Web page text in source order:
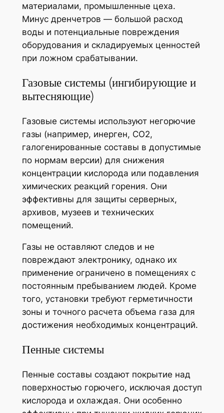
материалами, промышленные цеха.
Минус дренчетров — большой расход
воды и потенциальные повреждения
оборудования и складируемых ценностей
при ложном срабатывании.
Газовые системы (ингибирующие и
вытесняющие)
Газовые системы используют негорючие
газы (например, инерген, CO2,
галогенированные составы в допустимые
по нормам версии) для снижения
концентрации кислорода или подавления
химических реакций горения. Они
эффективны для защиты серверных,
архивов, музеев и технических
помещений.
Газы не оставляют следов и не
повреждают электронику, однако их
применение ограничено в помещениях с
постоянным пребыванием людей. Кроме
того, установки требуют герметичности
зоны и точного расчета объема газа для
достижения необходимых концентраций.
Пенные системы
Пенные составы создают покрытие над
поверхностью горючего, исключая доступ
кислорода и охлаждая. Они особенно